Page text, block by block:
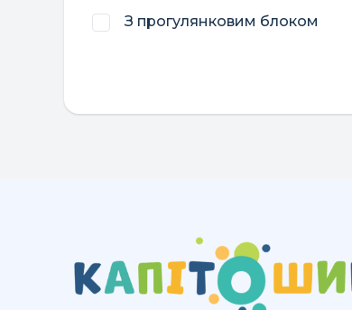
З прогулянковим блоком